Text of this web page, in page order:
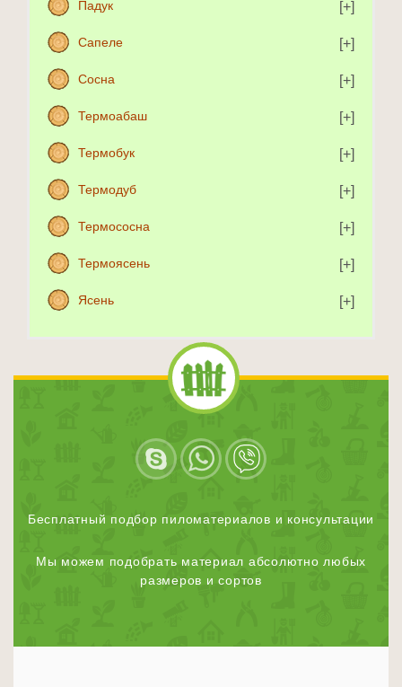
Падук
Сапеле
Сосна
Термоабаш
Термобук
Термодуб
Термососна
Термоясень
Ясень
Бесплатный подбор пиломатериалов и консультации
Мы можем подобрать материал абсолютно любых
размеров и сортов